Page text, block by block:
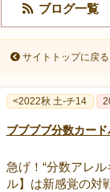
ブログ一覧
サイトトップに戻る
<2022秋 土-チ14
ブブブブ分数カー
急げ！“分数アレ
ル】は新感覚の対